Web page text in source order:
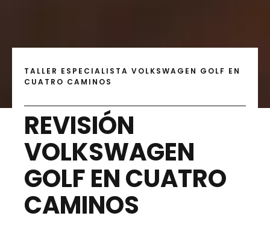
TALLER ESPECIALISTA VOLKSWAGEN GOLF EN
CUATRO CAMINOS
REVISIÓN
VOLKSWAGEN
GOLF EN CUATRO
CAMINOS